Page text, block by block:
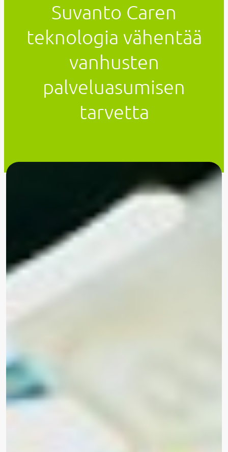
Suvanto Caren
teknologia vähentää
vanhusten
palveluasumisen
tarvetta